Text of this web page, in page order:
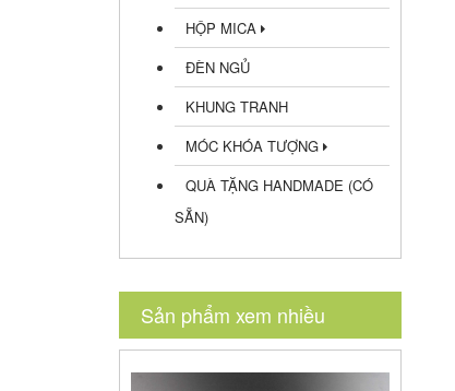
HỘP MICA
ĐÈN NGỦ
KHUNG TRANH
MÓC KHÓA TƯỢNG
QUÀ TẶNG HANDMADE (CÓ
SẴN)
Sản phẩm xem nhiều